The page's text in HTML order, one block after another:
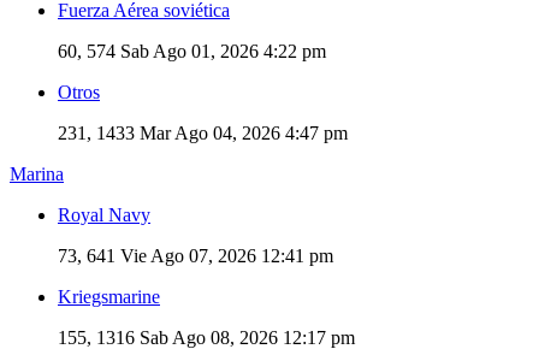
Fuerza Aérea soviética
60, 574 Sab Ago 01, 2026 4:22 pm
Otros
231, 1433 Mar Ago 04, 2026 4:47 pm
Marina
Royal Navy
73, 641 Vie Ago 07, 2026 12:41 pm
Kriegsmarine
155, 1316 Sab Ago 08, 2026 12:17 pm